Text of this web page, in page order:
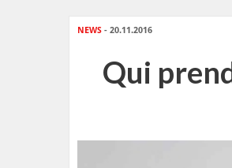
NEWS - 20.11.2016
Qui